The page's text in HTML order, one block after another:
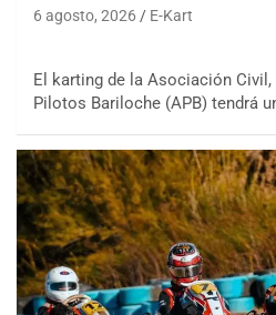
6 agosto, 2026 E-Kart
El karting de la Asociación
Pilotos Bariloche (APB) tendrá